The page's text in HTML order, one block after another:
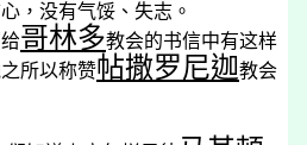
，没有气馁、失志。
哥林多教会的书信中有这样
所以称赞帖撒罗尼迦教会